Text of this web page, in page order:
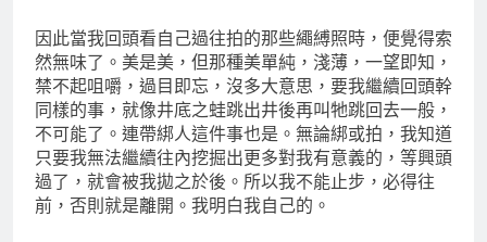
因此當我回頭看自己過往拍的那些繩縛照時，便覺得索
然無味了。美是美，但那種美單純，淺薄，一望即知，
禁不起咀嚼，過目即忘，沒多大意思，要我繼續回頭幹
同樣的事，就像井底之蛙跳出井後再叫牠跳回去一般，
不可能了。連帶綁人這件事也是。無論綁或拍，我知道
只要我無法繼續往內挖掘出更多對我有意義的，等興頭
過了，就會被我拋之於後。所以我不能止步，必得往
前，否則就是離開。我明白我自己的。